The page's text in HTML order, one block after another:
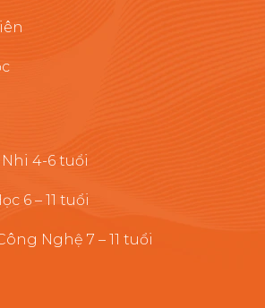
4-6 tuổi
6 – 11 tuổi
Nghệ 7 – 11 tuổi